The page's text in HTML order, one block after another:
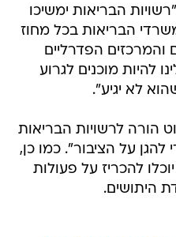
הבריאות ימשיכו
הבריאות בכל מחוז
והמרכזים הפדרליים
להיות מוכנים לגרוע
לא יגיע".
הורה לרשויות הבריאות
על הציבור". כמו כן,
להכריז על פעולות
היתושים.